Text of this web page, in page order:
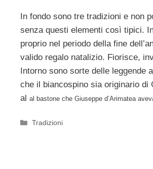
In fondo sono tre tradizioni e non
senza questi elementi così tipici.
proprio nel periodo della fine
valido regalo natalizio. Fiorisce,
Intorno sono sorte delle leggende
che il biancospino sia originario
al al bastone che Giuseppe d’Arimatea
Categorie
Tradizioni